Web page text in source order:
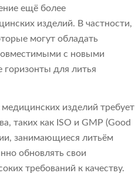
ещё более
изделий. В частности,
могут обладать
с новыми
горизонты для литья
изделий требует
таких как ISO и GMP (Good
занимающиеся литьём
обновлять свои
требований к качеству.